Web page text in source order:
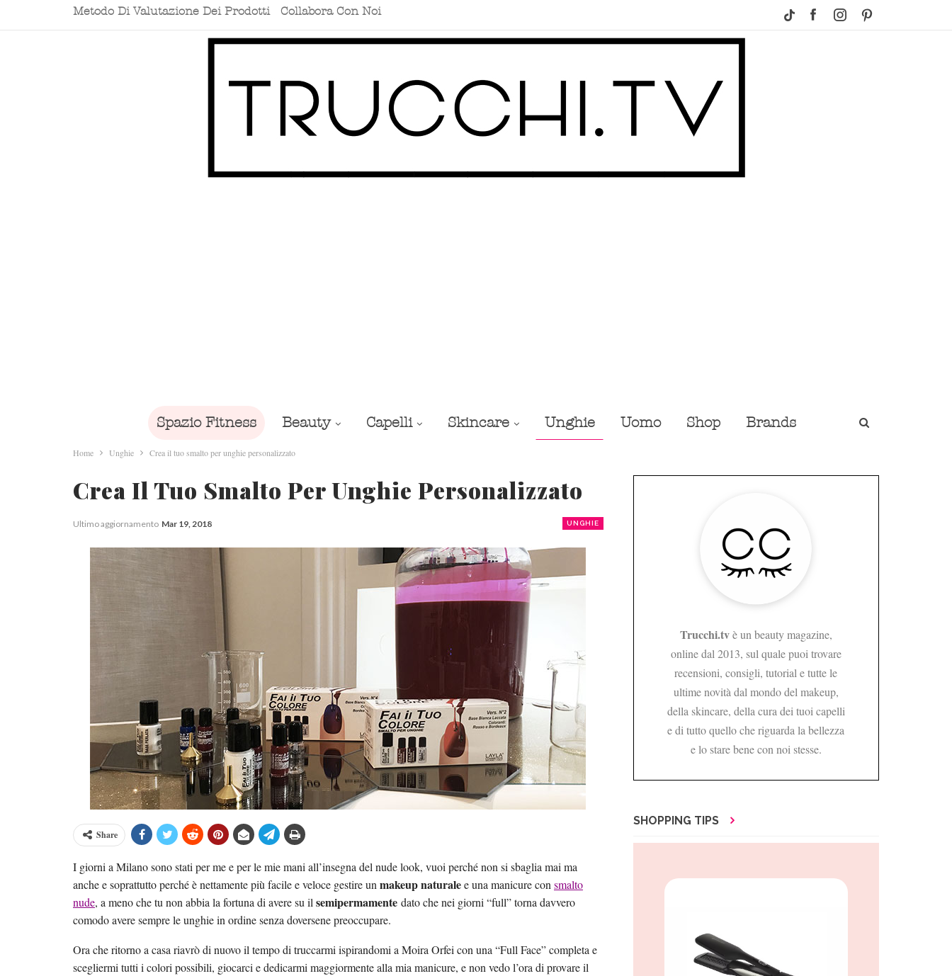
Metodo Di Valutazione Dei Prodotti Collabora Con Noi
Spazio Fitness Beauty Capelli Skincare Unghie Uomo Shop Brands
Home Unghie Crea il tuo smalto per unghie personalizzato
Crea Il Tuo Smalto Per Unghie Personalizzato
UNGHIE
Ultimo aggiornamento Mar 19, 2018
Share
I giorni a Milano sono stati per me e per le mie mani all’insegna del nude look, vuoi perché non si sbaglia mai ma
anche e soprattutto perché è nettamente più facile e veloce gestire un makeup naturalee una manicure con smalto
nude, a meno che tu non abbia la fortuna di avere su il semipermamente dato che nei giorni “full” torna davvero
comodo avere sempre le unghie in ordine senza doversene preoccupare.
Ora che ritorno a casa riavrò di nuovo il tempo di truccarmi ispirandomi a Moira Orfei con una “Full Face” completa e
scegliermi tutti i colori possibili, giocarci e dedicarmi maggiormente alla mia manicure, e non vedo l’ora di provare il
Trucchi.tvè un beauty magazine,
online dal 2013, sul quale puoi trovare
recensioni, consigli, tutorial e tutte le
ultime novità dal mondo del makeup,
della skincare, della cura dei tuoi capelli
e di tutto quello che riguarda la bellezza
e lo stare bene con noi stesse.
SHOPPING TIPS